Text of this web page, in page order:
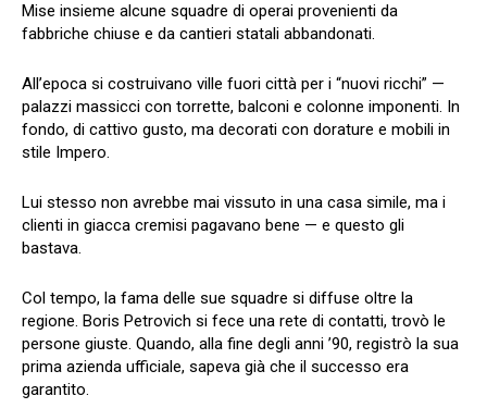
Mise insieme alcune squadre di operai provenienti da
fabbriche chiuse e da cantieri statali abbandonati.
All’epoca si costruivano ville fuori città per i “nuovi ricchi” —
palazzi massicci con torrette, balconi e colonne imponenti. In
fondo, di cattivo gusto, ma decorati con dorature e mobili in
stile Impero.
Lui stesso non avrebbe mai vissuto in una casa simile, ma i
clienti in giacca cremisi pagavano bene — e questo gli
bastava.
Col tempo, la fama delle sue squadre si diffuse oltre la
regione. Boris Petrovich si fece una rete di contatti, trovò le
persone giuste. Quando, alla fine degli anni ’90, registrò la sua
prima azienda ufficiale, sapeva già che il successo era
garantito.